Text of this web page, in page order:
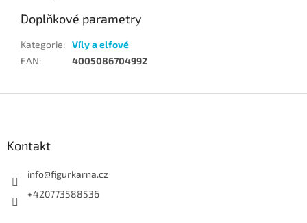
Doplňkové parametry
Kategorie: Víly a elfové
EAN: 4005086704992
Kontakt
info@figurkarna.cz
+420773588536